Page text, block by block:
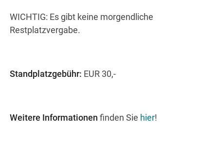
WICHTIG: Es gibt keine morgendliche
Restplatzvergabe.
Standplatzgebühr: EUR 30,-
Weitere Informationen finden Sie hier!